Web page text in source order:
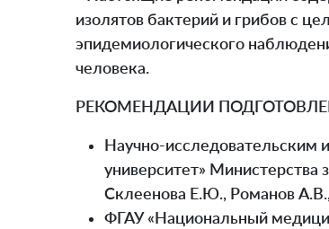
изолятов бактерий и грибов с
эпидемиологического
человека.
РЕКОМЕНДАЦИИ
Научно-исследовательским
университет»
Склеенова Е.Ю., Романов
ФГАУ «Национальный